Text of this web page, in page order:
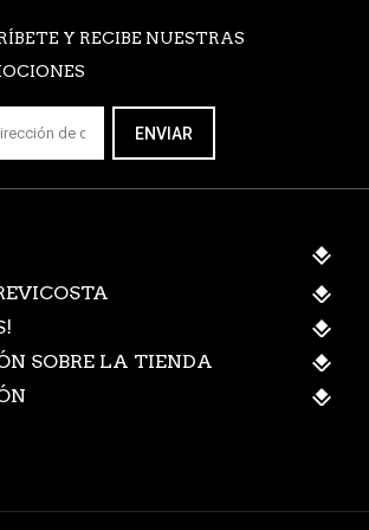
Y RECIBE NUESTRAS
ENVIAR
SOBRE LA TIENDA